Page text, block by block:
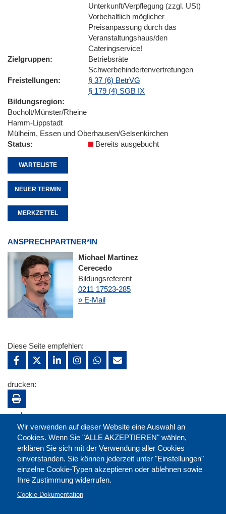
Unterkunft/Verpflegung (zzgl. USt)
Vorbehaltlich möglicher
Preisanpassung durch das
Veranstaltungshaus/den
Cateringservice!
Zielgruppen
Betriebsräte
Schwerbehindertenvertretungen
Freistellungen
§ 37 (6) BetrVG
§ 179 (4) SGB IX
Bildungsregion
Bocholt/Münster/Rheine
Hamm-Lippstadt
Mülheim, Essen und Oberhausen/Gelsenkirchen
Status
Bereits ausgebucht
WARTELISTE
NEUER TERMIN
MERKZETTEL
ANSPRECHPARTNER*IN
Michael Martinez
Cerecedo
Bildungsreferent
0211 17523-285
» E-Mail
Wir verwenden auf dieser Website eine Auswahl an
Cookies. Wenn Sie "ALLE AKZEPTIEREN" wählen,
erklären Sie sich mit der Verwendung aller Cookies
einverstanden. Sie können jederzeit unter "Einstellungen"
einzelne Cookie-Typen akzeptieren oder ablehnen sowie
Ihre Zustimmung widerrufen.
Cookie-Dokumentation
Diese Seite empfehlen:
drucken:
merken: